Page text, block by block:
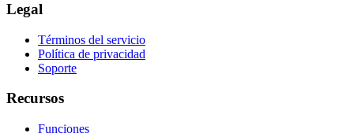
Legal
Términos del servicio
Política de privacidad
Soporte
Recursos
Funciones